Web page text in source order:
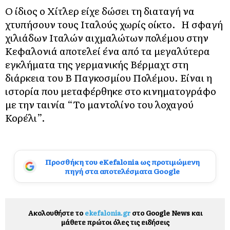
Ο ίδιος ο Χίτλερ είχε δώσει τη διαταγή να
χτυπήσουν τους Ιταλούς χωρίς οίκτο. Η σφαγή
χιλιάδων Ιταλών αιχμαλώτων πολέμου στην
Κεφαλονιά αποτελεί ένα από τα μεγαλύτερα
εγκλήματα της γερμανικής Βέρμαχτ στη
διάρκεια του Β΄ Παγκοσμίου Πολέμου. Είναι η
ιστορία που μεταφέρθηκε στο κινηματογράφο
με την ταινία “Το μαντολίνο του λοχαγού
Κορέλι”.
Προσθήκη του eKefalonia ως προτιμώμενη
πηγή στα αποτελέσματα Google
Ακολουθήστε το ekefalonia.grστο Google News και
μάθετε πρώτοι όλες τις ειδήσεις